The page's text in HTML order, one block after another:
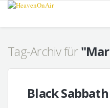
Tag-Archiv für
Black